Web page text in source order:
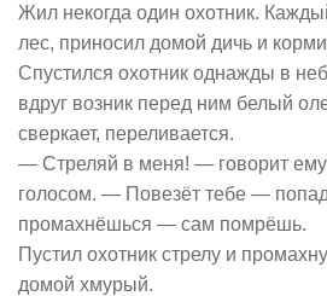
Жил некогда один охотник.
лес, приносил домой дичь и
Спустился охотник однажды в
вдруг возник перед ним белый
сверкает, переливается.
— Стреляй в меня! — говорит ему
голосом. — Повезёт тебе —
промахнёшься — сам помрёшь.
Пустил охотник стрелу и
домой хмурый.